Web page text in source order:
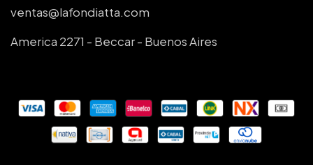
ventas@lafondiatta.com
America 2271 - Beccar - Buenos Aires